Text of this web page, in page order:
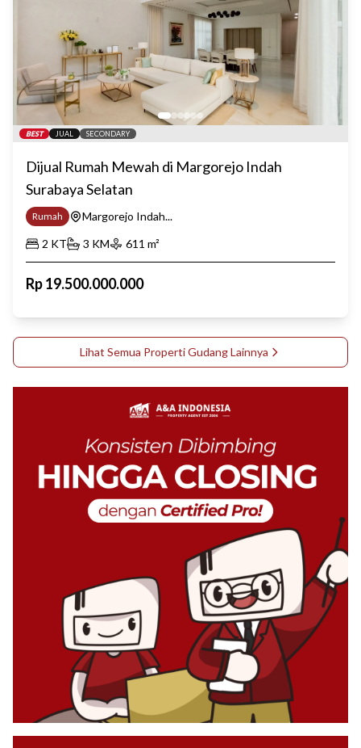
BEST JUAL SECONDARY
Dijual Rumah Mewah di Margorejo Indah
Surabaya Selatan
Rumah
Margorejo Indah...
2 KT 3 KM 611 m²
Rp19.500.000.000
Lihat Semua PropertiGudangLainnya